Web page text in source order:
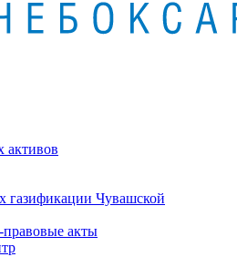
активов
газификации Чувашской
акты